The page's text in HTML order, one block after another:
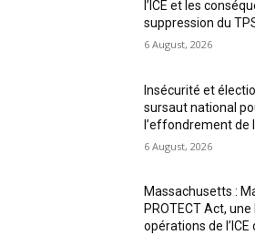
l’ICE et les
suppression du
6 August, 2026
Insécurité et
sursaut national
l’effondrement de
6 August, 2026
Massachusetts :
PROTECT Act,
opérations de